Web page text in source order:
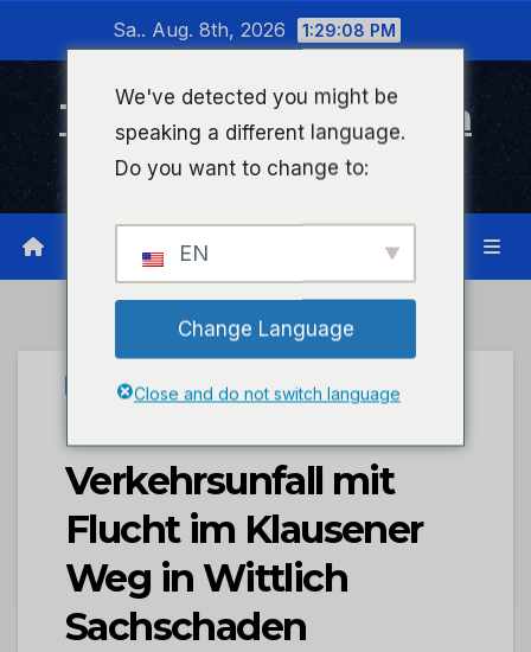
wechseln
Sa.. Aug. 8th, 2026 1:29:08 PM
Timeline Bad Kreuznach
Infonetzwerk für Bad Kreuznach
UNCATEGORIZED
POL-PDWIL:
Verkehrsunfall mit
Flucht im Klausener
Weg in Wittlich
Sachschaden
We've detected you might be
speaking a different language.
Do you want to change to:
EN
Change Language
Close and do not switch language